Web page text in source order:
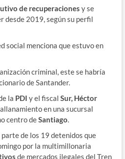
de recuperaciones y se
desde 2019, según su perfil
social menciona que estuvo en
criminal, este se habría
de Santander.
la PDI y el fiscal Sur, Héctor
en una sucursal
centro deSantiago.
de los 19 detenidos que
por la multimillonaria
de mercados ilegales del Tren